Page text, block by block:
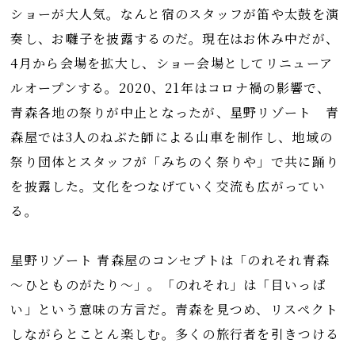
ショーが大人気。なんと宿のスタッフが笛や太鼓を演
奏し、お囃子を披露するのだ。現在はお休み中だが、
4月から会場を拡大し、ショー会場としてリニューア
ルオープンする。2020、21年はコロナ禍の影響で、
青森各地の祭りが中止となったが、星野リゾート 青
森屋では3人のねぶた師による山車を制作し、地域の
祭り団体とスタッフが「みちのく祭りや」で共に踊り
を披露した。文化をつなげていく交流も広がってい
る。
星野リゾート 青森屋のコンセプトは「のれそれ青森
～ひとものがたり～」。「のれそれ」は「目いっぱ
い」という意味の方言だ。青森を見つめ、リスペクト
しながらとことん楽しむ。多くの旅行者を引きつける